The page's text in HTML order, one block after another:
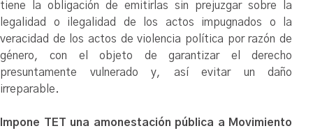
tiene la obligación de emitirlas sin prejuzgar sobre la
legalidad o ilegalidad de los actos impugnados o la
veracidad de los actos de violencia política por razón de
género, con el objeto de garantizar el derecho
presuntamente vulnerado y, así evitar un daño
irreparable.
Impone TET una amonestación pública a Movimiento